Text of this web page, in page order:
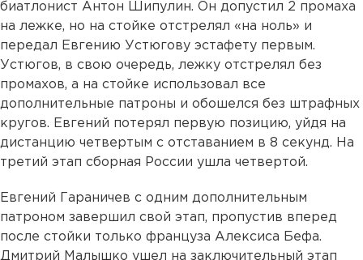
биатлонист Антон Шипулин. Он допустил 2 промаха
на лежке, но на стойке отстрелял «на ноль» и
передал Евгению Устюгову эстафету первым.
Устюгов, в свою очередь, лежку отстрелял без
промахов, а на стойке использовал все
дополнительные патроны и обошелся без штрафных
кругов. Евгений потерял первую позицию, уйдя на
дистанцию четвертым с отставанием в 8 секунд. На
третий этап сборная России ушла четвертой.
Евгений Гараничев с одним дополнительным
патроном завершил свой этап, пропустив вперед
после стойки только француза Алексиса Бефа.
Дмитрий Малышко ушел на заключительный этап